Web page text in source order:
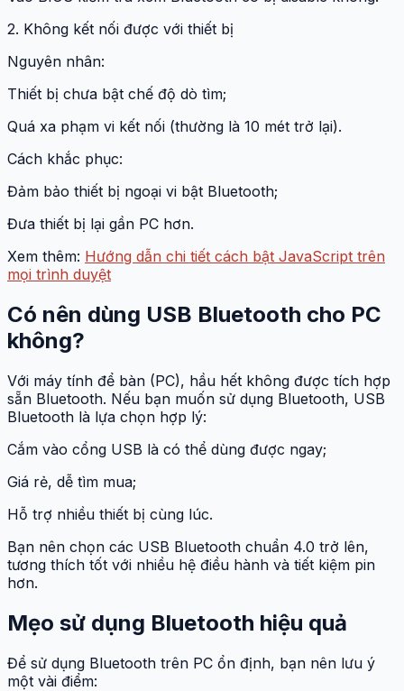
2. Không kết nối được với thiết bị
Nguyên nhân:
Thiết bị chưa bật chế độ dò tìm;
Quá xa phạm vi kết nối (thường là 10 mét trở lại).
Cách khắc phục:
Đảm bảo thiết bị ngoại vi bật Bluetooth;
Đưa thiết bị lại gần PC hơn.
Xem thêm: Hướng dẫn chi tiết cách bật JavaScript trên
mọi trình duyệt
Có nên dùng USB Bluetooth cho PC
không?
Với máy tính để bàn (PC), hầu hết không được tích hợp
sẵn Bluetooth. Nếu bạn muốn sử dụng Bluetooth, USB
Bluetooth là lựa chọn hợp lý:
Cắm vào cổng USB là có thể dùng được ngay;
Giá rẻ, dễ tìm mua;
Hỗ trợ nhiều thiết bị cùng lúc.
Bạn nên chọn các USB Bluetooth chuẩn 4.0 trở lên,
tương thích tốt với nhiều hệ điều hành và tiết kiệm pin
hơn.
Mẹo sử dụng Bluetooth hiệu quả
Để sử dụng Bluetooth trên PC ổn định, bạn nên lưu ý
một vài điểm: